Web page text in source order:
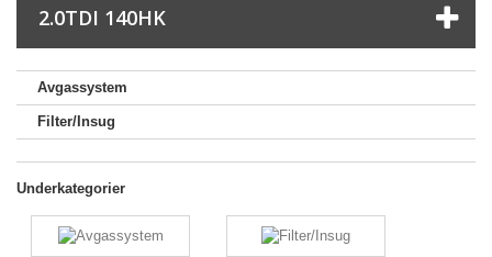
2.0TDI 140HK
Avgassystem
Filter/Insug
Underkategorier